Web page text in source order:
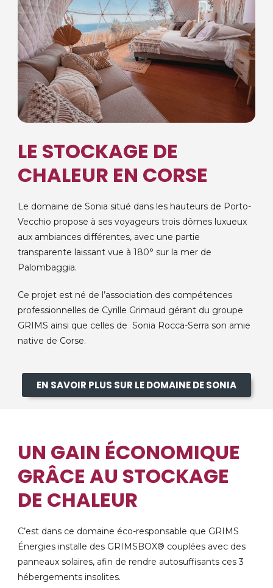
LE STOCKAGE DE
CHALEUR EN CORSE
Le domaine de Sonia situé dans les hauteurs de Porto-
Vecchio propose à ses voyageurs trois dômes luxueux
aux ambiances différentes, avec une partie
transparente laissant vue à 180° sur la mer de
Palombaggia.
Ce projet est né de l’association des compétences
professionnelles de Cyrille Grimaud gérant du groupe
GRIMS ainsi que celles de Sonia Rocca-Serra son amie
native de Corse.
EN SAVOIR PLUS SUR LE DOMAINE DE SONIA
UN GAIN ÉCONOMIQUE
GRÂCE AU STOCKAGE
DE CHALEUR
C’est dans ce domaine éco-responsable que GRIMS
Énergies installe des GRIMSBOX® couplées avec des
panneaux solaires, afin de rendre autosuffisants ces 3
hébergements insolites.